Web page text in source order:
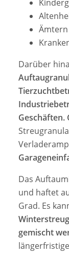
Darüber
Geschäften.
Das
und haftet
Grad. Es
gemischt